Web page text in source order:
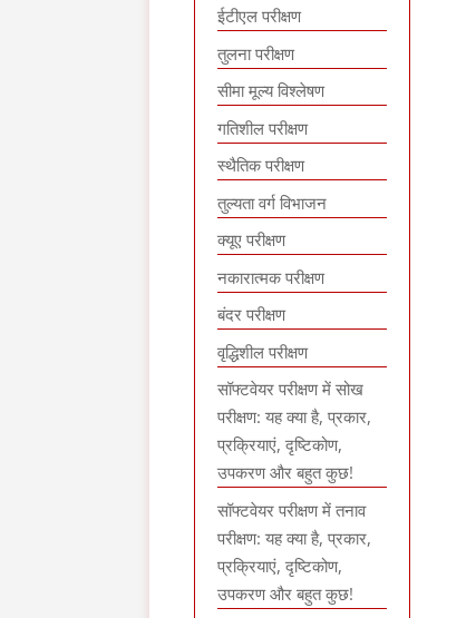
ईटीएल परीक्षण
तुलना परीक्षण
सीमा मूल्य विश्लेषण
गतिशील परीक्षण
स्थैतिक परीक्षण
तुल्यता वर्ग विभाजन
क्यूए परीक्षण
नकारात्मक परीक्षण
बंदर परीक्षण
वृद्धिशील परीक्षण
सॉफ्टवेयर परीक्षण में सोख
परीक्षण: यह क्या है, प्रकार,
प्रक्रियाएं, दृष्टिकोण,
उपकरण और बहुत कुछ!
सॉफ्टवेयर परीक्षण में तनाव
परीक्षण: यह क्या है, प्रकार,
प्रक्रियाएं, दृष्टिकोण,
उपकरण और बहुत कुछ!